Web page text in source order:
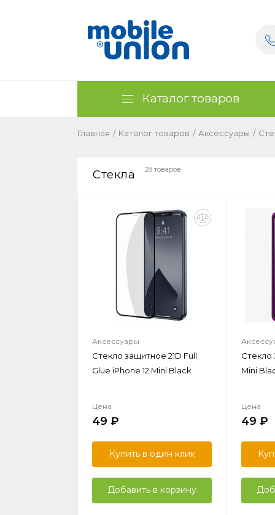
Каталог товаров
Главная / Каталог товаров / Аксессуары /
Стекла 28 товаров
Аксессуары
Стекло защитное 21D Full
Glue iPhone 12 Mini Black
Цена
49
Купить в один клик
Добавить в корзину
Стекло
Mini
Цена
49